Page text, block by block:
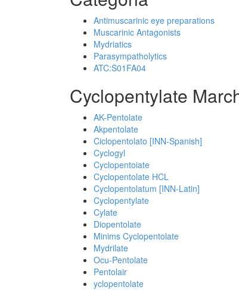
Antimuscarinic eye preparations
Muscarinic Antagonists
Mydriatics
Parasympatholytics
ATC:S01FA04
Cyclopentylate
AK-Pentolate
Akpentolate
Ciclopentolato [INN-Spanish]
Cyclogyl
Cyclopentoiate
Cyclopentolate HCL
Cyclopentolatum [INN-Latin]
Cyclopentylate
Cylate
Diopentolate
Minims Cyclopentolate
Mydrilate
Ocu-Pentolate
Pentolair
yclopentolate